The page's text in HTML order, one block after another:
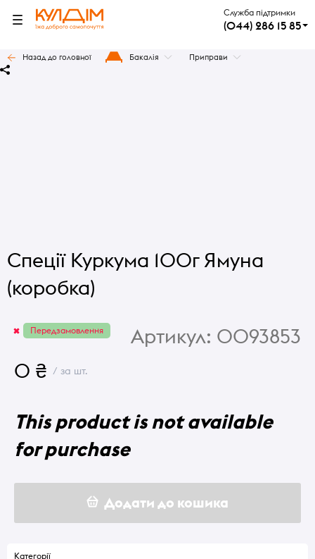
Служба підтримки
(044) 286 15 85
Назад до головної Бакалія Приправи
Спеції Куркума 100г Ямуна
(коробка)
Передзамовлення Артикул: 0093853
0 ₴ / за шт.
This product is not available
for purchase
Додати до кошика
Категорії